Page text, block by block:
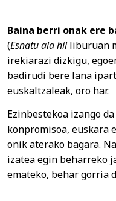
Baina berri onak ere
(Esnatu ala hilliburuan
irekiarazi dizkigu,
badirudi bere lana
euskaltzaleak, oro har.
Ezinbestekoa izango
konpromisoa, euskara
onik aterako bagara.
izatea egin beharreko
emateko, behar gorria